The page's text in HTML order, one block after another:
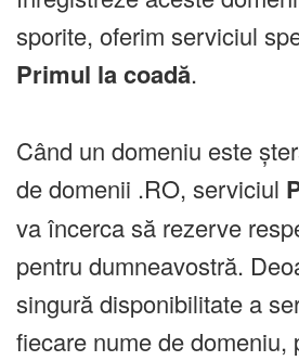
sporite, oferim serviciul
Primul la coadă.
Când un domeniu este
de domenii .RO, serviciul
va încerca să rezerve
pentru dumneavostră.
singură disponibilitate a
fiecare nume de domeniu,